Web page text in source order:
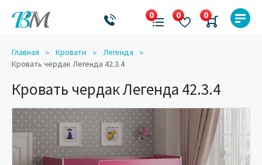
Главная Кровати
Легенда
Кровать чердак Легенда 42.3.4
Кровать чердак Легенда 42.3.4